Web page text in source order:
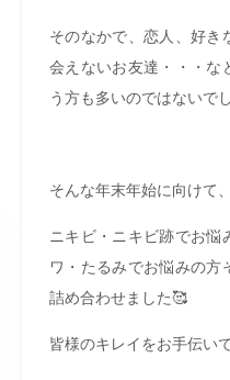
そのなかで、恋人、好き
会えないお友達・・・な
う方も多いのではないで
そんな年末年始に向けて
ニキビ・ニキビ跡でお悩
ワ・たるみでお悩みの方
詰め合わせました🥰
皆様のキレイをお手伝い